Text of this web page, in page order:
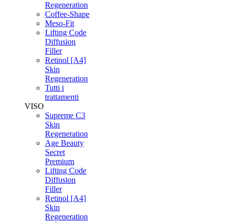
Regeneration
Coffee-Shape
Meso-Fit
Lifting Code
Diffusion
Filler
Retinol [A4]
Skin
Regeneration
Tutti i
trattamenti
VISO
Supreme C3
Skin
Regeneration
Age Beauty
Secret
Premium
Lifting Code
Diffusion
Filler
Retinol [A4]
Skin
Regeneration